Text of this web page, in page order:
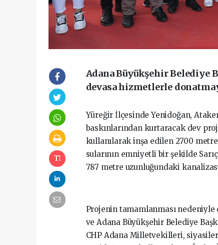
Adana Büyükşehir Belediye
devasa hizmetlerle
Yüreğir İlçesinde Yenidoğan,
baskınlarından kurtaracak dev
kullanılarak inşa edilen 2700
sularının emniyetli bir şekilde
787 metre uzunluğundaki
Projenin tamamlanması
ve Adana Büyükşehir Belediye
CHP Adana Milletvekilleri,